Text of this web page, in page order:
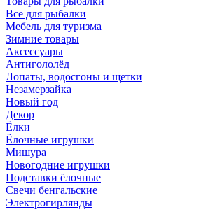
Все для рыбалки
Мебель для туризма
Зимние товары
Аксессуары
Антигололёд
Лопаты, водосгоны и щетки
Незамерзайка
Новый год
Декор
Ёлки
Ёлочные игрушки
Мишура
Новогодние игрушки
Подставки ёлочные
Свечи бенгальские
Электрогирлянды